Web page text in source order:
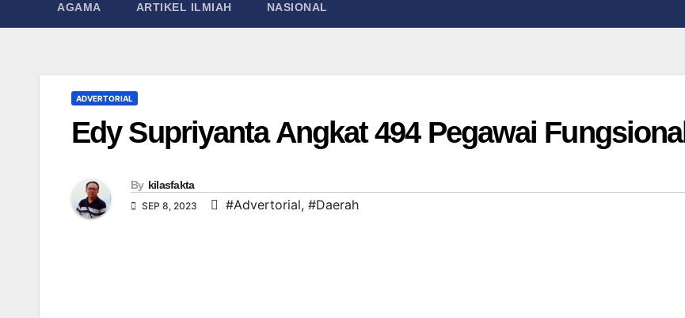
AGAMA ARTIKEL ILMIAH NASIONAL
ADVERTORIAL
Edy Supriyanta Angkat 494 Pegawai Fungsional
By kilasfakta
SEP 8, 2023 #Advertorial, #Daerah